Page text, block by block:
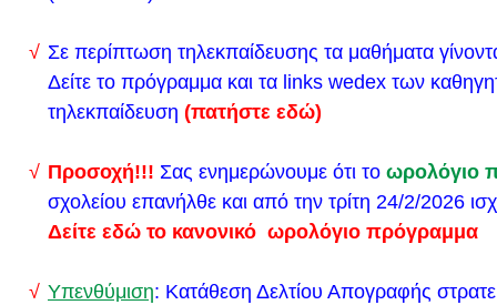
ΠΑΝΕΛΛΑΔΙΚΕΣ 2024_Α΄ΦΑΣΗ_ΓΡΑΠΤΑ
ΜΑΘΗΤEΣ ΜΕ ΠΑΡΑΤΑΣΗ ΧΡΟΝΟΥ_ΟΔΗΓΙΕΣ
ΣΤΟΙΧΕΙΩΝ ΚΑΙ ΑΠΟΣΤΟΛΗΣ
ΔΙΚΑΙΟΛΟΓΗΤΙΚΩΝ(εδώ)
2.Διευκρινιστικές οδηγίες ως προς το Κεφάλαιο Γ
Φ.251/ 2843 /Α5/12-1-2023 εγκυκλίου της Δ/νσης
Πιστοποιήσεων
(εδώ)
Σε περίπτωση τηλεκπαίδευσης τα μαθήματα
Δείτε το πρόγραμμα και τα links wedex των
τηλεκπαίδευση (πατήστε εδώ)
Προσοχή!!! Σας ενημερώνουμε ότι το ωρολόγιο
σχολείου επανήλθε και από την τρίτη 24/2/2026
Δείτε εδώ το κανονικό ωρολόγιο πρόγραμμα
Υπενθύμιση: Κατάθεση Δελτίου Απογραφής